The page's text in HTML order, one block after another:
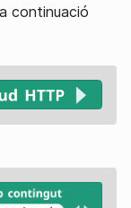
continuació